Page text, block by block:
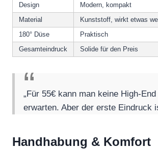
Design
Modern, kompakt
Material
Kunststoff, wirkt etwas
180° Düse
Praktisch
Gesamteindruck
Solide für den Preis
„Für 55€ kann man keine High-
erwarten. Aber der erste Eindruck
Handhabung & Komfort